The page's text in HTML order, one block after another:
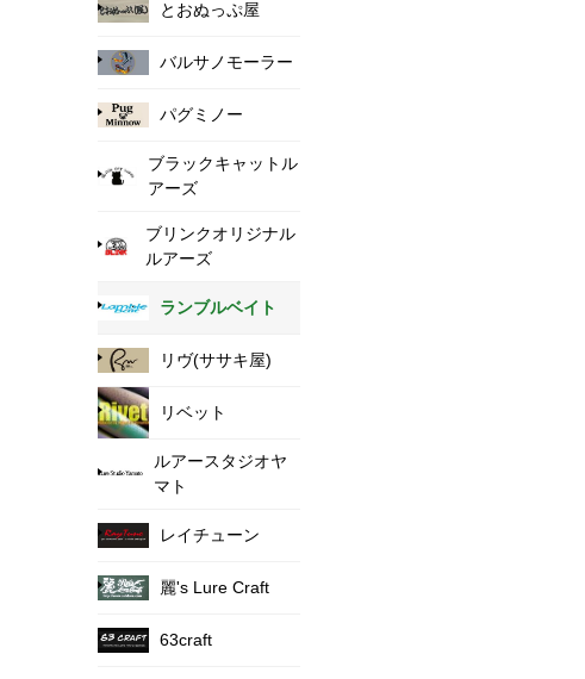
とおぬっぷ屋
バルサノモーラー
パグミノー
ブラックキャットル
アーズ
ブリンクオリジナル
ルアーズ
ランブルベイト
リヴ(ササキ屋)
リベット
ルアースタジオヤ
マト
レイチューン
麗's Lure Craft
63craft